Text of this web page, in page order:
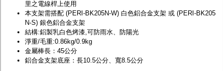
里之電線桿上使用
本支架需搭配 (PERI-BK205N-W) 白色鋁合金支架 或 (PERI-BK205
N-S) 銀色鋁合金支架
結構:鋁製乳白色烤漆,可防雨水、防陽光
淨重/毛重:0.86kg/0.9kg
金屬棒長：45公分
鋁合金支架底座：長10.5公分、寬8.5公分